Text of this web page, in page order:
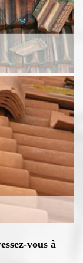
vous à